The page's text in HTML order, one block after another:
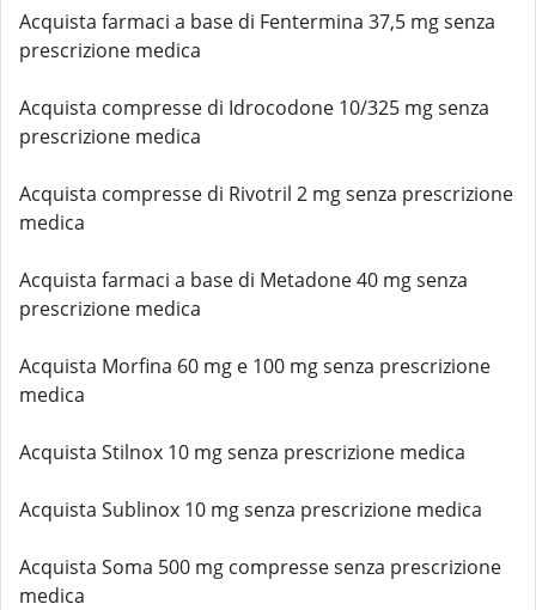
Acquista farmaci a base di Fentermina 37,5 mg senza
prescrizione medica
Acquista compresse di Idrocodone 10/325 mg senza
prescrizione medica
Acquista compresse di Rivotril 2 mg senza prescrizione
medica
Acquista farmaci a base di Metadone 40 mg senza
prescrizione medica
Acquista Morfina 60 mg e 100 mg senza prescrizione
medica
Acquista Stilnox 10 mg senza prescrizione medica
Acquista Sublinox 10 mg senza prescrizione medica
Acquista Soma 500 mg compresse senza prescrizione
medica